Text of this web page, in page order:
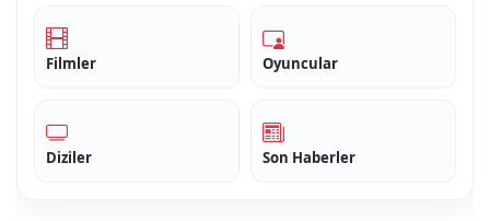
Filmler Oyuncular
Diziler Son Haberler